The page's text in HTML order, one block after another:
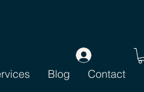
Se
Blog Contact